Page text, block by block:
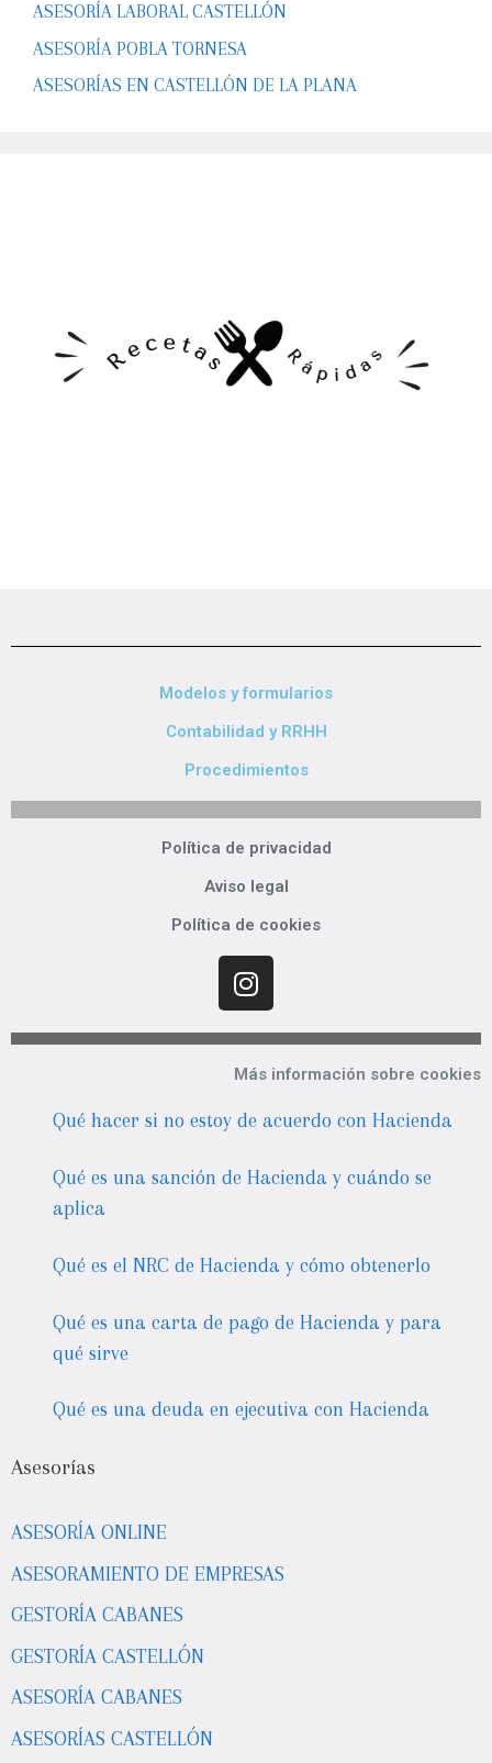
ASESORÍA LABORAL CASTELLÓN
ASESORÍA POBLA TORNESA
ASESORÍAS EN CASTELLÓN DE LA PLANA
Modelos y formularios
Contabilidad y RRHH
Procedimientos
Política de privacidad
Aviso legal
Política de cookies
Más información sobre cookies
Qué hacer si no estoy de acuerdo con Hacienda
Qué es una sanción de Hacienda y cuándo se
aplica
Qué es el NRC de Hacienda y cómo obtenerlo
Qué es una carta de pago de Hacienda y para
qué sirve
Qué es una deuda en ejecutiva con Hacienda
Asesorías
ASESORÍA ONLINE
ASESORAMIENTO DE EMPRESAS
GESTORÍA CABANES
GESTORÍA CASTELLÓN
ASESORÍA CABANES
ASESORÍAS CASTELLÓN